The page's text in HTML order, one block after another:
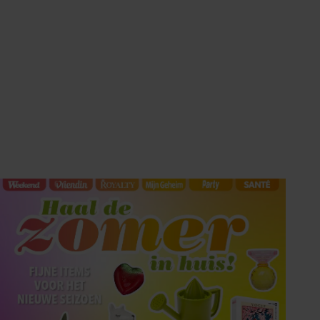
HET LAATSTE
SHOWBIZZ NIEUWS IN
UW INBOX?
Met de Showbuzz-nieuwsbrief krijgt u twee keer per
week alle buzz over de showbizz en de royals in uw